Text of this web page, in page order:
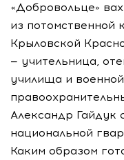
«Добровольце»
из потомственной
Крыловской
— учительница,
училища и
Александр Гайдук
национальной
Каким образом